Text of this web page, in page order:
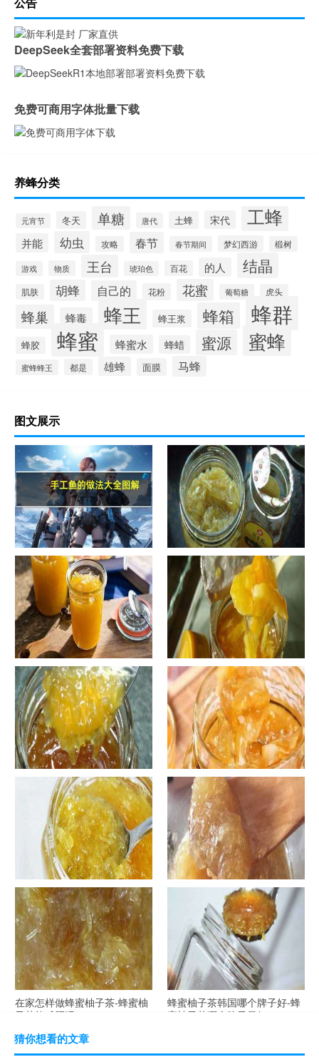
DeepSeek全套部署资料免费下载
免费可商用字体批量下载
养蜂分类
元宵节 冬天 单糖 唐代 土蜂 宋代 工蜂
并能 幼虫 攻略 春节 春节期间 梦幻西游 椴树
游戏 物质 王台 琥珀色 百花 的人 结晶
肌肤 胡蜂 自己的 花粉 花蜜 葡萄糖 虎头
蜂巢 蜂毒 蜂王 蜂王浆 蜂箱 蜂群
蜂胶 蜂蜜 蜂蜜水 蜂蜡 蜜源 蜜蜂
蜜蜂蜂王 都是 雄蜂 面膜 马蜂
图文展示
手工鱼的做法大全图解
蜂蜜柚子茶的正确做法-蜂蜜柚
子茶的浸泡方法有哪些？
自制蜂蜜柚子茶-蜂蜜柚子茶有
哪些正确的做法？
自制蜂蜜柚子茶-蜂蜜柚子茶如
何正确饮用？
罐装蜂蜜柚子茶胖吗-蜂蜜柚子
茶喝了会发胖吗？
在家怎样做蜂蜜柚子茶-喝蜂蜜
柚子茶有哪些禁忌？
自制蜂蜜柚子茶-蜂蜜柚子茶最
容易做什么？
在家怎样做蜂蜜柚子茶-蜂蜜柚
子茶可以解酒吗？
在家怎样做蜂蜜柚子茶-蜂蜜柚
子茶能减肥吗？
蜂蜜柚子茶韩国哪个牌子好-蜂
蜜柚子茶哪个牌子最好？
猜你想看的文章